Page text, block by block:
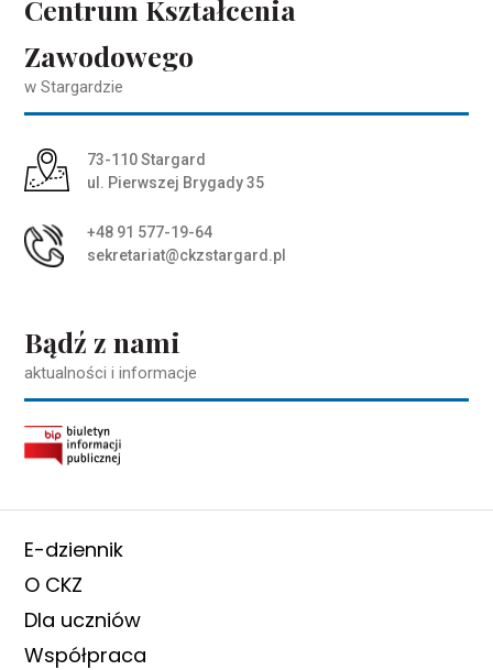
Centrum Kształcenia
Zawodowego
w Stargardzie
Adres pocztowy:
73-110 Stargard
ul. Pierwszej Brygady 35
+48 91 577-19-64
sekretariat@ckzstargard.pl
Bądź z nami
aktualności i informacje
E-dziennik
O CKZ
Dla uczniów
Współpraca